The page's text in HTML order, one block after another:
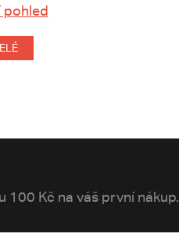
pohled
100 Kč na váš první nákup.